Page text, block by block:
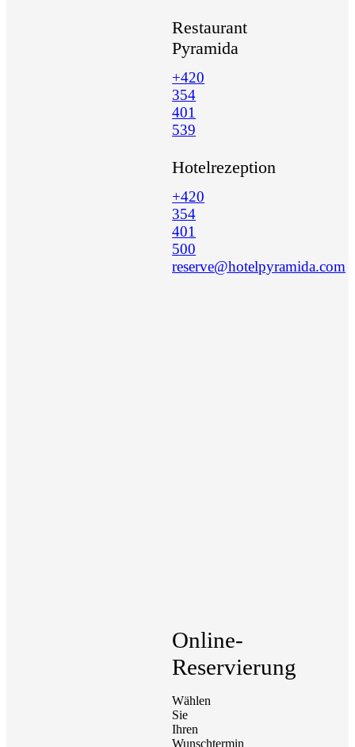
Restaurant
Pyramida
+420
354
401
539
Hotelrezeption
+420
354
401
500
reserve@hotelpyramida.com
Online-
Reservierung
Wählen
Sie
Ihren
Wunschtermin